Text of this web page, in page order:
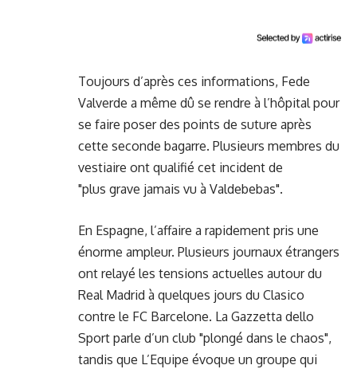
Toujours d’après ces informations, Fede
Valverde a même dû se rendre à l’hôpital pour
se faire poser des points de suture après
cette seconde bagarre. Plusieurs membres du
vestiaire ont qualifié cet incident de
"plus grave jamais vu à Valdebebas".
En Espagne, l’affaire a rapidement pris une
énorme ampleur. Plusieurs journaux étrangers
ont relayé les tensions actuelles autour du
Real Madrid à quelques jours du Clasico
contre le FC Barcelone. La Gazzetta dello
Sport parle d’un club "plongé dans le chaos",
tandis que L’Equipe évoque un groupe qui